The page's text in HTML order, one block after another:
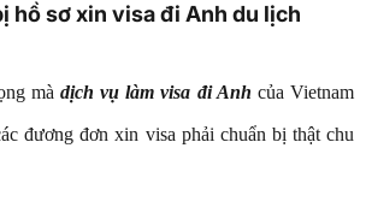
hồ sơ xin visa đi Anh du lịch
mà dịch vụ làm visa đi Anh của Vietnam
đương đơn xin visa phải chuẩn bị thật chu